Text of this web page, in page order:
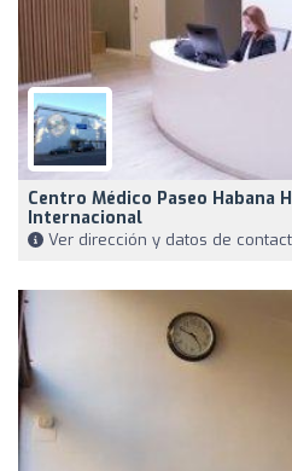
Centro Médico Paseo Habana
Internacional
Ver dirección y datos de